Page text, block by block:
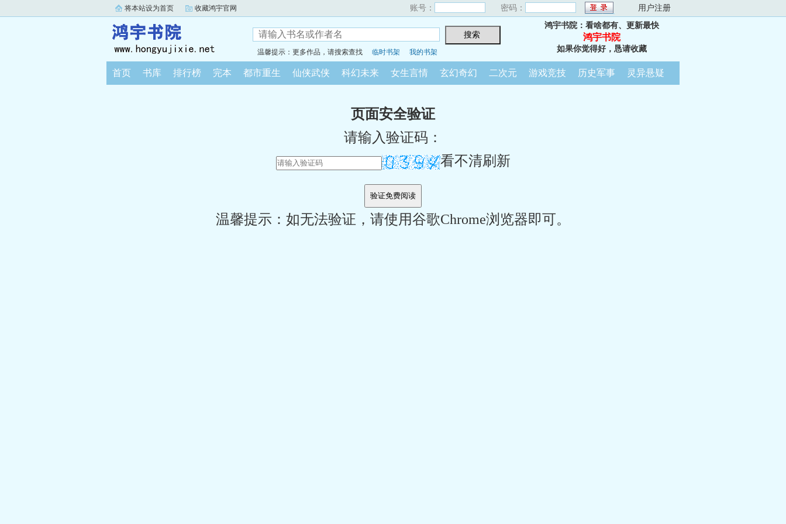
将本站设为首页 收藏鸿宇官网 账号： 密码： 用户注册
温馨提示：更多作品，请搜索查找 临时书架 我的书架
鸿宇书院：看啥都有、更新最快
鸿宇书院
如果你觉得好，恳请收藏
首页 书库 排行榜 完本 都市重生 仙侠武侠 科幻未来 女生言情 玄幻奇幻 二次元 游戏竞技 历史军事 灵异悬疑
页面安全验证
请输入验证码：
看不清刷新
温馨提示：如无法验证，请使用谷歌Chrome浏览器即可。